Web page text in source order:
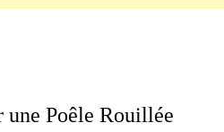
Poêle Rouillée